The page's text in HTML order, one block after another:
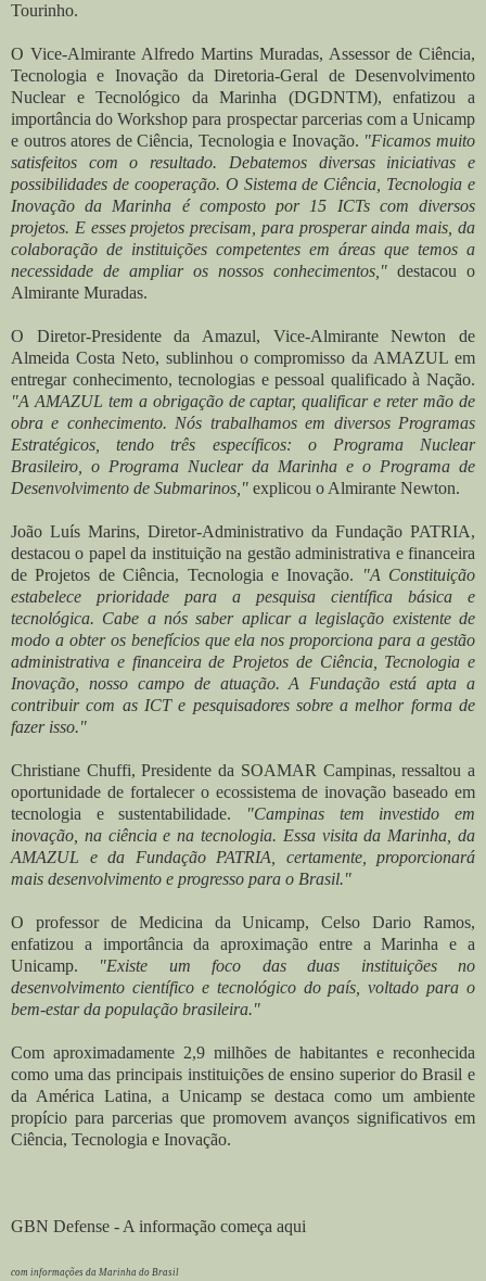
Tourinho.
O Vice-Almirante Alfredo Martins Muradas, Assessor de Ciência,
Tecnologia e Inovação da Diretoria-Geral de Desenvolvimento
Nuclear e Tecnológico da Marinha (DGDNTM), enfatizou a
importância do Workshop para prospectar parcerias com a Unicamp
e outros atores de Ciência, Tecnologia e Inovação. "Ficamos muito
satisfeitos com o resultado. Debatemos diversas iniciativas e
possibilidades de cooperação. O Sistema de Ciência, Tecnologia e
Inovação da Marinha é composto por 15 ICTs com diversos
projetos. E esses projetos precisam, para prosperar ainda mais, da
colaboração de instituições competentes em áreas que temos a
necessidade de ampliar os nossos conhecimentos," destacou o
Almirante Muradas.
O Diretor-Presidente da Amazul, Vice-Almirante Newton de
Almeida Costa Neto, sublinhou o compromisso da AMAZUL em
entregar conhecimento, tecnologias e pessoal qualificado à Nação.
"A AMAZUL tem a obrigação de captar, qualificar e reter mão de
obra e conhecimento. Nós trabalhamos em diversos Programas
Estratégicos, tendo três específicos: o Programa Nuclear
Brasileiro, o Programa Nuclear da Marinha e o Programa de
Desenvolvimento de Submarinos," explicou o Almirante Newton.
João Luís Marins, Diretor-Administrativo da Fundação PATRIA,
destacou o papel da instituição na gestão administrativa e financeira
de Projetos de Ciência, Tecnologia e Inovação. "A Constituição
estabelece prioridade para a pesquisa científica básica e
tecnológica. Cabe a nós saber aplicar a legislação existente de
modo a obter os benefícios que ela nos proporciona para a gestão
administrativa e financeira de Projetos de Ciência, Tecnologia e
Inovação, nosso campo de atuação. A Fundação está apta a
contribuir com as ICT e pesquisadores sobre a melhor forma de
fazer isso."
Christiane Chuffi, Presidente da SOAMAR Campinas, ressaltou a
oportunidade de fortalecer o ecossistema de inovação baseado em
tecnologia e sustentabilidade.
"Campinas tem investido em
inovação, na ciência e na tecnologia. Essa visita da Marinha, da
AMAZUL e da Fundação PATRIA, certamente, proporcionará
mais desenvolvimento e progresso para o Brasil."
O professor de Medicina da Unicamp, Celso Dario Ramos,
enfatizou a importância da aproximação entre a Marinha e a
Unicamp. "Existe um foco das duas instituições no
desenvolvimento científico e tecnológico do país, voltado para o
bem-estar da população brasileira."
Com aproximadamente 2,9 milhões de habitantes e reconhecida
como uma das principais instituições de ensino superior do Brasil e
da América Latina, a Unicamp se destaca como um ambiente
propício para parcerias que promovem avanços significativos em
Ciência, Tecnologia e Inovação.
GBN Defense - A informação começa aqui
com informações da Marinha do Brasil